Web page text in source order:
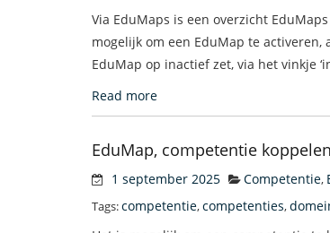
Via EduMaps is een overzicht
mogelijk om een EduMap te
EduMap op inactief zet, via het vinkje
Read more
EduMap, competentie
1 september 2025 Competentie,
Tags:competentie,competenties,